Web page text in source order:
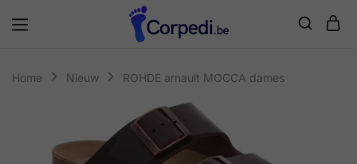
Home Nieuw ROHDE arnault MOCCA dames